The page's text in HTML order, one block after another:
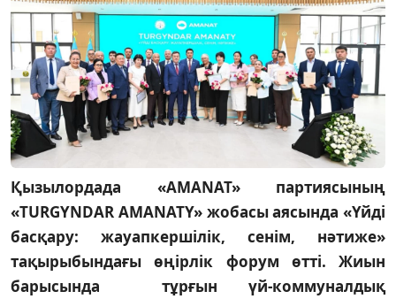
Қызылордада «AMANAT» партиясының
«TURGYNDAR AMANATY» жобасы аясында «Үйді
басқару: жауапкершілік, сенім, нәтиже»
тақырыбындағы өңірлік форум өтті. Жиын
барысында тұрғын үй-коммуналдық